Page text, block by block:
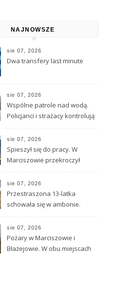
NAJNOWSZE
sie 07, 2026
Dwa transfery last minute
sie 07, 2026
Wspólne patrole nad wodą.
Policjanci i strażacy kontrolują
sie 07, 2026
Spieszył się do pracy. W
Marciszowie przekroczył
sie 07, 2026
Przestraszona 13-latka
schowała się w ambonie.
sie 07, 2026
Pożary w Marciszowie i
Błażejowie. W obu miejscach